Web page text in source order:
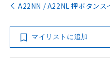
A22NN / A22NL 押ボタンス
マイリストに追加